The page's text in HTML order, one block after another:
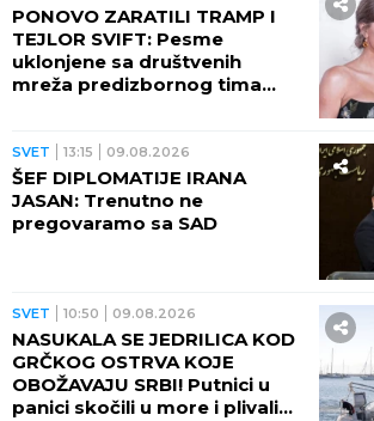
PONOVO ZARATILI TRAMP I
TEJLOR SVIFT: Pesme
uklonjene sa društvenih
mreža predizbornog tima
SVET 13:15 09.08.2026
ŠEF DIPLOMATIJE IRANA
JASAN: Trenutno ne
pregovaramo sa SAD
SVET 10:50 09.08.2026
NASUKALA SE JEDRILICA KOD
GRČKOG OSTRVA KOJE
OBOŽAVAJU SRBI! Putnici u
panici skočili u more i plivali